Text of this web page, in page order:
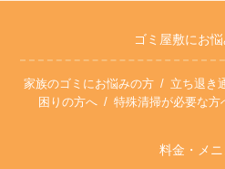
ゴミ屋敷にお
家族のゴミにお悩みの方 立ち退き
困りの方へ
特殊清掃が必要な方
料金・メ